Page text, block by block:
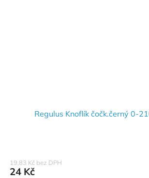
Regulus Knoflík čočk.černý 0-
19,83 Kč bez DPH
24 Kč